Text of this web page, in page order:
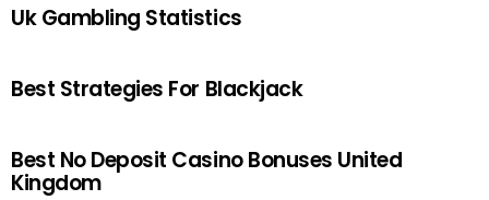
Uk Gambling Statistics
Best Strategies For Blackjack
Best No Deposit Casino Bonuses United
Kingdom